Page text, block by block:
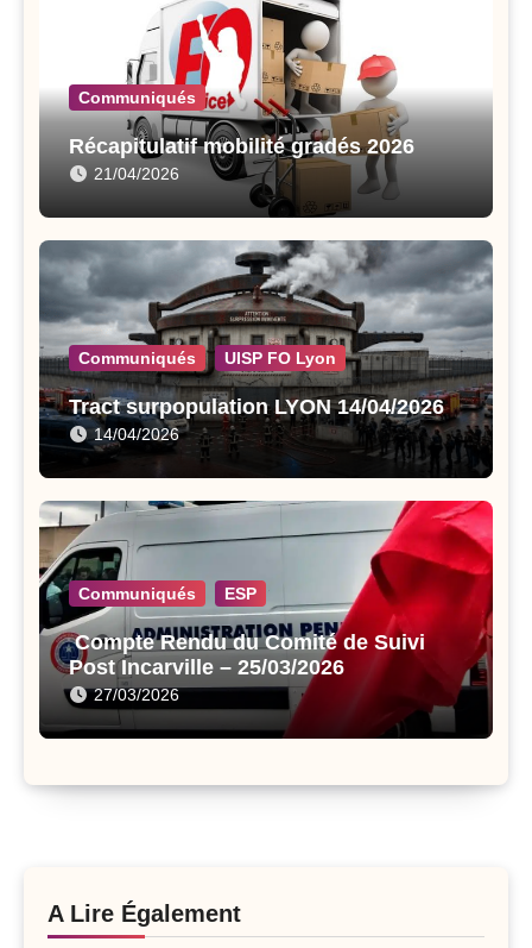
Communiqués
Récapitulatif mobilité gradés 2026
21/04/2026
Communiqués UISP FO Lyon
Tract surpopulation LYON 14/04/2026
14/04/2026
Communiqués ESP
Compte Rendu du Comité de Suivi
Post Incarville – 25/03/2026
27/03/2026
A Lire Également